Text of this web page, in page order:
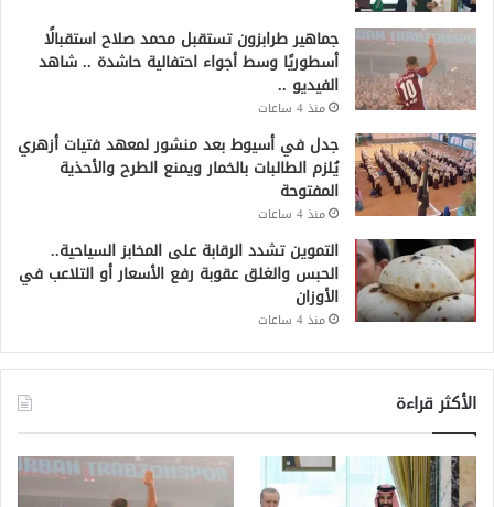
جماهير طرابزون تستقبل محمد صلاح استقبالًا
أسطوريًا وسط أجواء احتفالية حاشدة .. شاهد
الفيديو ..
منذ 4 ساعات
جدل في أسيوط بعد منشور لمعهد فتيات أزهري
يُلزم الطالبات بالخمار ويمنع الطرح والأحذية
المفتوحة
منذ 4 ساعات
التموين تشدد الرقابة على المخابز السياحية..
الحبس والغلق عقوبة رفع الأسعار أو التلاعب في
الأوزان
منذ 4 ساعات
الأكثر قراءة